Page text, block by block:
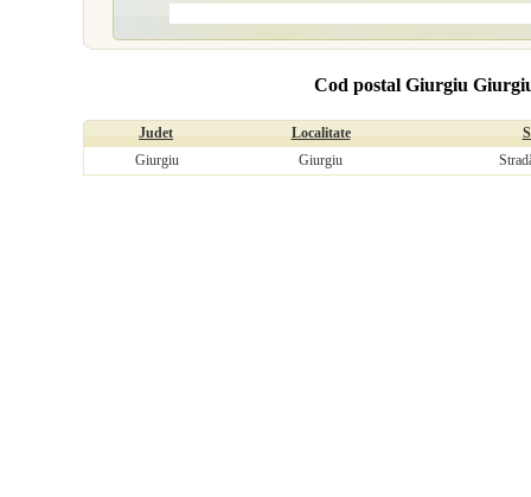
Cod postal Giurgiu
Judet Localitate
Giurgiu
Giurgiu